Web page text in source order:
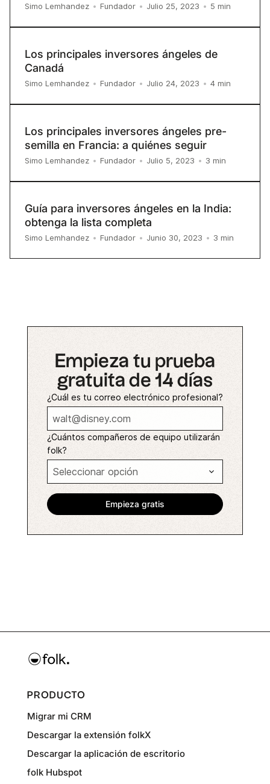
Simo Lemhandez • Fundador • Julio 25, 2023 • 5 min
Los principales inversores ángeles de
Canadá
Simo Lemhandez • Fundador • Julio 24, 2023 • 4 min
Los principales inversores ángeles pre-
semilla en Francia: a quiénes seguir
Simo Lemhandez • Fundador • Julio 5, 2023 • 3 min
Guía para inversores ángeles en la India:
obtenga la lista completa
Simo Lemhandez • Fundador • Junio 30, 2023 • 3 min
Empieza tu prueba
gratuita de 14 días
¿Cuál es tu correo electrónico profesional?
¿Cuántos compañeros de equipo utilizarán
folk?
PRODUCTO
Migrar mi CRM
Descargar la extensión folkX
Descargar la aplicación de escritorio
folk Hubspot